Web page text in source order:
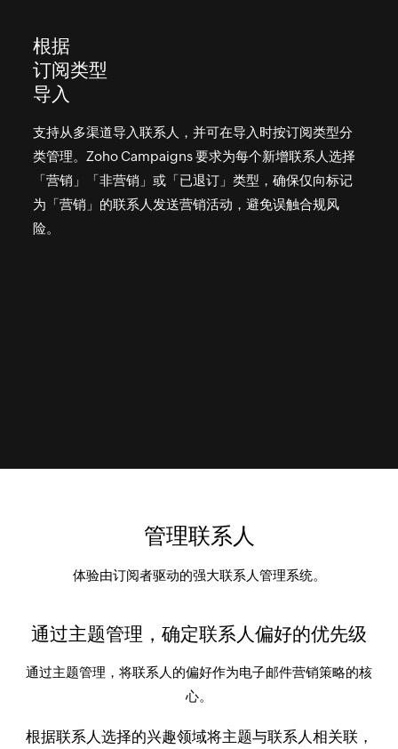
根据
订阅类型
导入
支持从多渠道导入联系人，并可在导入时按订阅类型分
类管理。Zoho Campaigns 要求为每个新增联系人选择
「营销」「非营销」或「已退订」类型，确保仅向标记
为「营销」的联系人发送营销活动，避免误触合规风
险。
管理联系人
体验由订阅者驱动的强大联系人管理系统。
通过主题管理，确定联系人偏好的优先级
通过主题管理，将联系人的偏好作为电子邮件营销策略的核
心。
根据联系人选择的兴趣领域将主题与联系人相关联，